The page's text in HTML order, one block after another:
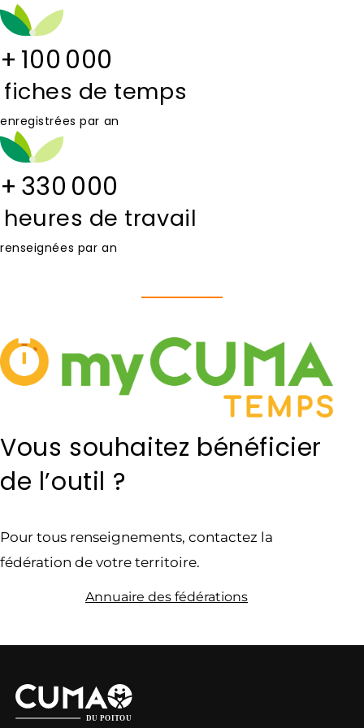
+ 100 000
fiches de temps
enregistrées par an
+ 330 000
heures de travail
renseignées par an
Vous souhaitez bénéficier
de l’outil ?
Pour tous renseignements, contactez la
fédération de votre territoire.
Annuaire des fédérations